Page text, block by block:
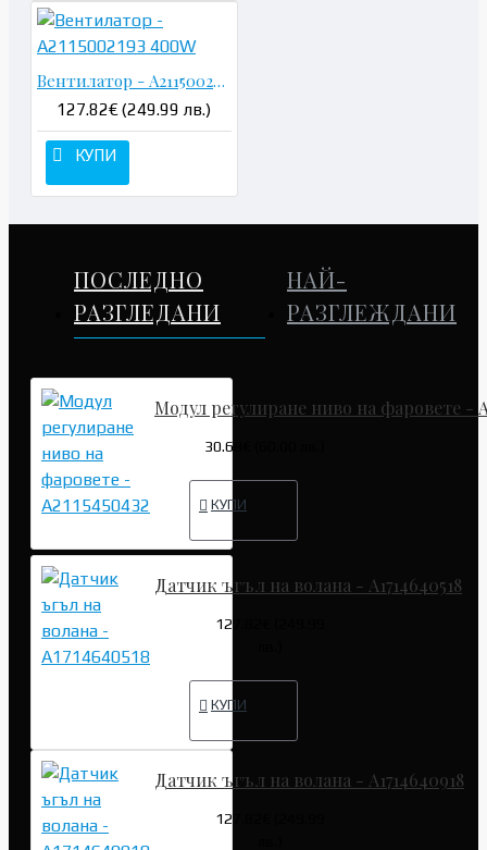
Вентилатор - A2115002193 400W
127.82€ (249.99 лв.)
КУПИ
ПОСЛЕДНО
РАЗГЛЕДАНИ
НАЙ-
РАЗГЛЕЖДАНИ
Модул регулиране ниво на фаровете -
30.68€ (60.00 лв.)
КУПИ
Датчик ъгъл на волана - A1714640518
127.82€ (249.99
КУПИ
Датчик ъгъл на волана - A1714640918
127.82€ (249.99